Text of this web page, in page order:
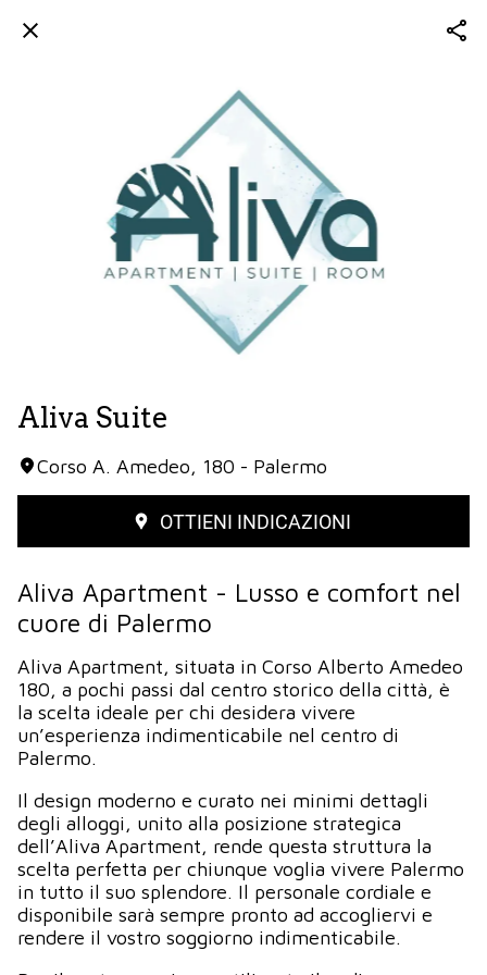
Aliva Suite
Corso A. Amedeo, 180 - Palermo
OTTIENI INDICAZIONI
Aliva Apartment - Lusso e comfort nel
cuore di Palermo
Aliva Apartment, situata in Corso Alberto Amedeo
180, a pochi passi dal centro storico della città, è
la scelta ideale per chi desidera vivere
un’esperienza indimenticabile nel centro di
Palermo.
Il design moderno e curato nei minimi dettagli
degli alloggi, unito alla posizione strategica
dell’Aliva Apartment, rende questa struttura la
scelta perfetta per chiunque voglia vivere Palermo
in tutto il suo splendore. Il personale cordiale e
disponibile sarà sempre pronto ad accogliervi e
rendere il vostro soggiorno indimenticabile.